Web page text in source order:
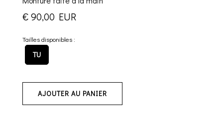
€ 90,00 EUR
Tailles disponibles :
TU
AJOUTER AU PANIER